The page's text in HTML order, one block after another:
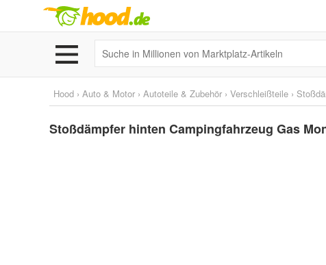
Hood › Auto & Motor › Autoteile & Zubehör › Verschleißteile ›
Stoßdämpfer hinten Campingfahrzeug Gas